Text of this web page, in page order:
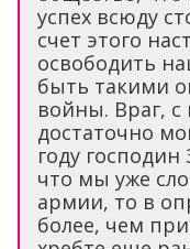
успех всюду
счет этого
освободить
быть такими
войны. Враг,
достаточно
году господин
что мы уже
армии, то в
более, чем